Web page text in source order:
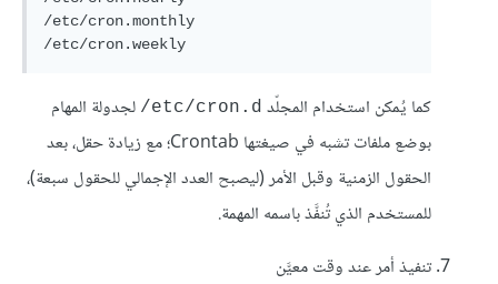
/etc/cron.monthly
/etc/cron.weekly
كما يُمكن استخدام المجلّد etc/cron.d/
لجدولة المهام
بوضع ملفات تشبه في صيغتها Crontab؛ مع زيادة حقل، بعد
الحقول الزمنية وقبل الأمر (ليصبح العدد الإجمالي للحقول سبعة)،
للمستخدم الذي تُنفَّذ باسمه المهمة.
تنفيذ أمر عند وقت معيَّن